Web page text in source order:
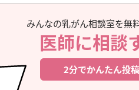
みんなの乳がん相談室を無
医師に相談
2分でかんたん投稿